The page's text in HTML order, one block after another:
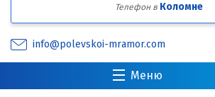
Телефон в Коломне
info@polevskoi-mramor.com
Меню